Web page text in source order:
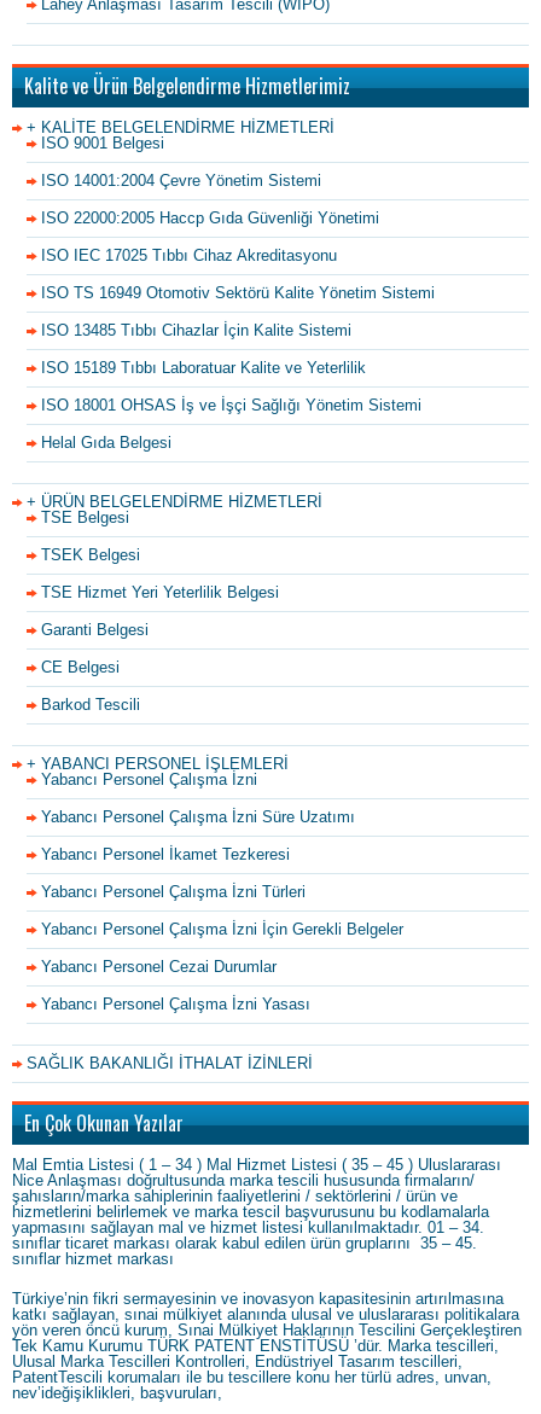
Lahey Anlaşması Tasarım Tescili (WIPO)
Kalite ve Ürün Belgelendirme Hizmetlerimiz
+ KALİTE BELGELENDİRME HİZMETLERİ
ISO 9001 Belgesi
ISO 14001:2004 Çevre Yönetim Sistemi
ISO 22000:2005 Haccp Gıda Güvenliği Yönetimi
ISO IEC 17025 Tıbbı Cihaz Akreditasyonu
ISO TS 16949 Otomotiv Sektörü Kalite Yönetim Sistemi
ISO 13485 Tıbbı Cihazlar İçin Kalite Sistemi
ISO 15189 Tıbbı Laboratuar Kalite ve Yeterlilik
ISO 18001 OHSAS İş ve İşçi Sağlığı Yönetim Sistemi
Helal Gıda Belgesi
+ ÜRÜN BELGELENDİRME HİZMETLERİ
TSE Belgesi
TSEK Belgesi
TSE Hizmet Yeri Yeterlilik Belgesi
Garanti Belgesi
CE Belgesi
Barkod Tescili
+ YABANCI PERSONEL İŞLEMLERİ
Yabancı Personel Çalışma İzni
Yabancı Personel Çalışma İzni Süre Uzatımı
Yabancı Personel İkamet Tezkeresi
Yabancı Personel Çalışma İzni Türleri
Yabancı Personel Çalışma İzni İçin Gerekli Belgeler
Yabancı Personel Cezai Durumlar
Yabancı Personel Çalışma İzni Yasası
SAĞLIK BAKANLIĞI İTHALAT İZİNLERİ
En Çok Okunan Yazılar
Mal Emtia Listesi ( 1 – 34 ) Mal Hizmet Listesi ( 35 – 45 ) Uluslararası
Nice Anlaşması doğrultusunda marka tescili hususunda firmaların/
şahısların/marka sahiplerinin faaliyetlerini / sektörlerini / ürün ve
hizmetlerini belirlemek ve marka tescil başvurusunu bu kodlamalarla
yapmasını sağlayan mal ve hizmet listesi kullanılmaktadır. 01 – 34.
sınıflar ticaret markası olarak kabul edilen ürün gruplarını 35 – 45.
sınıflar hizmet markası
Türkiye’nin fikri sermayesinin ve inovasyon kapasitesinin artırılmasına
katkı sağlayan, sınai mülkiyet alanında ulusal ve uluslararası politikalara
yön veren öncü kurum, Sınai Mülkiyet Haklarının Tescilini Gerçekleştiren
Tek Kamu Kurumu TÜRK PATENT ENSTİTÜSÜ ’dür. Marka tescilleri,
Ulusal Marka Tescilleri Kontrolleri, Endüstriyel Tasarım tescilleri,
PatentTescili korumaları ile bu tescillere konu her türlü adres, unvan,
nev’ideğişiklikleri, başvuruları,